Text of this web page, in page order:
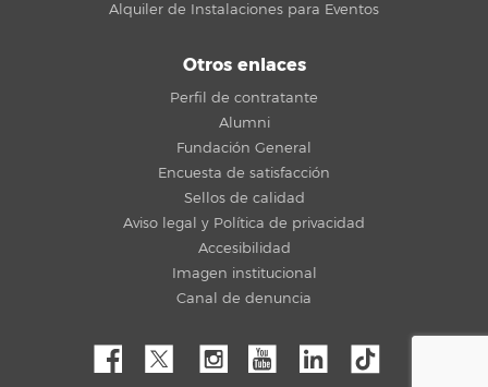
Alquiler de Instalaciones para Eventos
Otros enlaces
Perfil de contratante
Alumni
Fundación General
Encuesta de satisfacción
Sellos de calidad
Aviso legal y Política de privacidad
Accesibilidad
Imagen institucional
Canal de denuncia